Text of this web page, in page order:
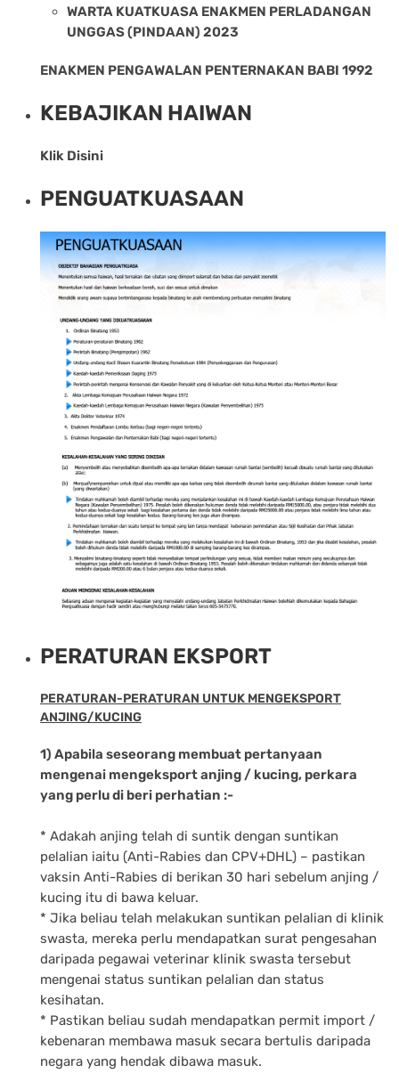
WARTA KUATKUASA ENAKMEN PERLADANGAN
UNGGAS (PINDAAN) 2023
ENAKMEN PENGAWALAN PENTERNAKAN BABI 1992
KEBAJIKAN HAIWAN
Klik Disini
PENGUATKUASAAN
PERATURAN EKSPORT
PERATURAN-PERATURAN UNTUK MENGEKSPORT
ANJING/KUCING
1) Apabila seseorang membuat pertanyaan
mengenai mengeksport anjing / kucing, perkara
yang perlu di beri perhatian :-
* Adakah anjing telah di suntik dengan suntikan
pelalian iaitu (Anti-Rabies dan CPV+DHL) – pastikan
vaksin Anti-Rabies di berikan 30 hari sebelum anjing /
kucing itu di bawa keluar.
* Jika beliau telah melakukan suntikan pelalian di klinik
swasta, mereka perlu mendapatkan surat pengesahan
daripada pegawai veterinar klinik swasta tersebut
mengenai status suntikan pelalian dan status
kesihatan.
* Pastikan beliau sudah mendapatkan permit import /
kebenaran membawa masuk secara bertulis daripada
negara yang hendak dibawa masuk.